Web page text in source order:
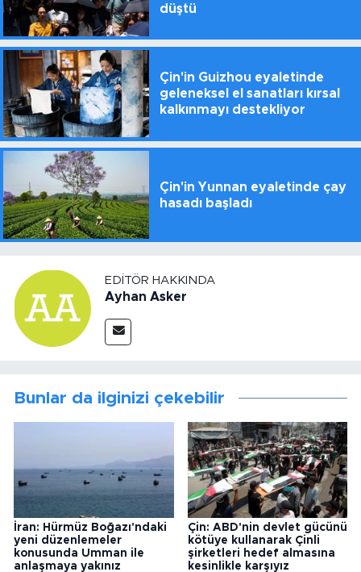
düştü
Çin'in Guizhou eyaletinde
geleneksel el sanatları kırsal
kalkınmayı destekliyor
Çin'in Yunnan eyaletinde çay
hasadı başladı
EDITÖR HAKKINDA
Ayhan Asker
Bunlar da ilginizi çekebilir
İran: Hürmüz Boğazı'ndaki
yeni düzenlemeler
konusunda Umman ile
anlaşmaya yakınız
Çin: ABD'nin devlet gücünü
kötüye kullanarak Çinli
şirketleri hedef almasına
kesinlikle karşıyız